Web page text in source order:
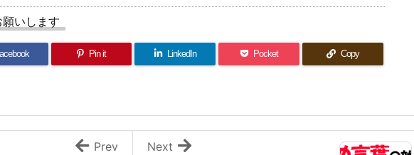
いします
Pin it LinkedIn Pocket Copy
Next
Prev